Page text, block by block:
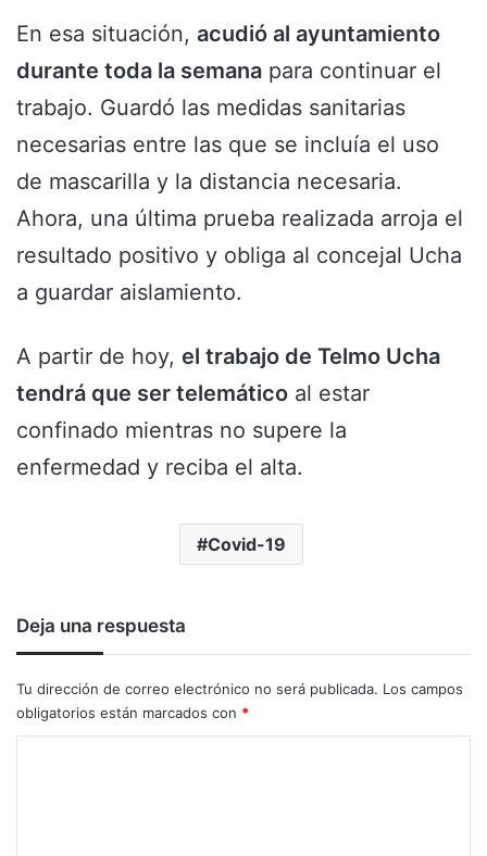
En esa situación, acudió al ayuntamiento
durante toda la semana para continuar el
trabajo. Guardó las medidas sanitarias
necesarias entre las que se incluía el uso
de mascarilla y la distancia necesaria.
Ahora, una última prueba realizada arroja el
resultado positivo y obliga al concejal Ucha
a guardar aislamiento.
A partir de hoy, el trabajo de Telmo Ucha
tendrá que ser telemático al estar
confinado mientras no supere la
enfermedad y reciba el alta.
Covid-19
Deja una respuesta
Tu dirección de correo electrónico no será publicada. Los campos
obligatorios están marcados con *